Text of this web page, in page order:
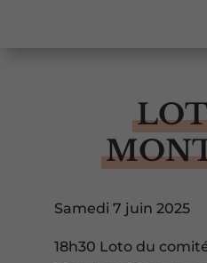
Samedi 7 juin 2025
18h30 Loto du